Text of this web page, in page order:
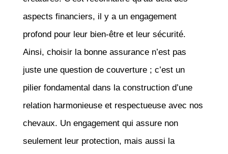
aspects financiers, il y a un engagement
profond pour leur bien-être et leur sécurité.
Ainsi, choisir la bonne assurance n’est pas
juste une question de couverture ; c’est un
pilier fondamental dans la construction d’une
relation harmonieuse et respectueuse avec nos
chevaux. Un engagement qui assure non
seulement leur protection, mais aussi la